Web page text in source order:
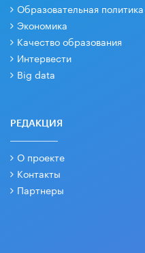
Образовательная политика
Экономика
Качество образования
Интервести
Big data
РЕДАКЦИЯ
О проекте
Контакты
Партнеры